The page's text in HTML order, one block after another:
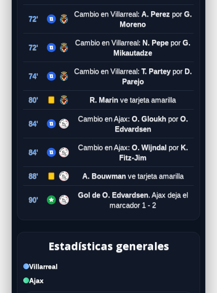
72'
Cambio en Villarreal: A. Perez por G.
Moreno
72'
Cambio en Villarreal: N. Pepe por G.
Mikautadze
74'
Cambio en Villarreal: T. Parteypor D.
Parejo
80' R. Marin ve tarjeta amarilla
84'
Cambio en Ajax: O. Gloukhpor O.
Edvardsen
84'
Cambio en Ajax: O. Wijndalpor K.
Fitz-Jim
88' A. Bouwmanve tarjeta amarilla
90'
Gol de O. Edvardsen. Ajax deja el
marcador 1 - 2
Estadísticas generales
Villarreal
Ajax